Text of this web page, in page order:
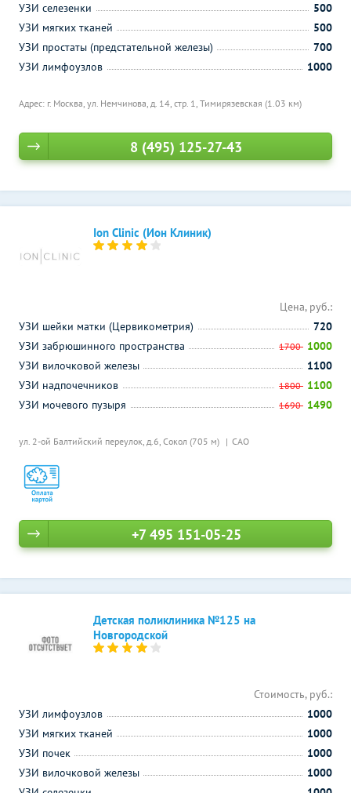
Адрес: г. Москва, ул. Немчинова, д. 14, стр. 1, Тимирязевская (1.03 км)
УЗИ селезенки
500
УЗИ мягких тканей
500
УЗИ простаты (предстательной железы)
700
УЗИ лимфоузлов
1000
8 (495) 125-27-43
Ion Clinic (Ион Клиник)
ул. 2-ой Балтийский переулок, д.6, Сокол (705 м) САО
Цена, руб.:
УЗИ шейки матки (Цервикометрия)
720
УЗИ забрюшинного пространства
1700 1000
УЗИ вилочковой железы
1100
УЗИ надпочечников
1800 1100
УЗИ мочевого пузыря
1690 1490
+7 495 151-05-25
Детская поликлиника №125 на
Новгородской
Стоимость, руб.:
УЗИ лимфоузлов
1000
УЗИ мягких тканей
1000
УЗИ почек
1000
УЗИ вилочковой железы
1000